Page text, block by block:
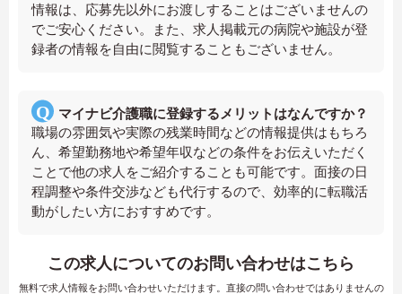
情報は、応募先以外にお渡しすることはございませんの
でご安心ください。また、求人掲載元の病院や施設が登
録者の情報を自由に閲覧することもございません。
マイナビ介護職に登録するメリットはなんですか？
職場の雰囲気や実際の残業時間などの情報提供はもちろ
ん、希望勤務地や希望年収などの条件をお伝えいただく
ことで他の求人をご紹介することも可能です。面接の日
程調整や条件交渉なども代行するので、効率的に転職活
動がしたい方におすすめです。
この求人についてのお問い合わせはこちら
無料で求人情報をお問い合わせいただけます。直接の問い合わせではありませんの